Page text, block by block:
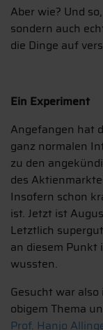
Aber wie? Und
sondern auch
die Dinge auf
Ein Experiment
Angefangen hat
ganz normalen
zu den
des
Insofern schon
ist. Jetzt ist
Letztlich
an diesem Punkt
wussten.
Gesucht war
obigem Thema
Prof. Hanjo